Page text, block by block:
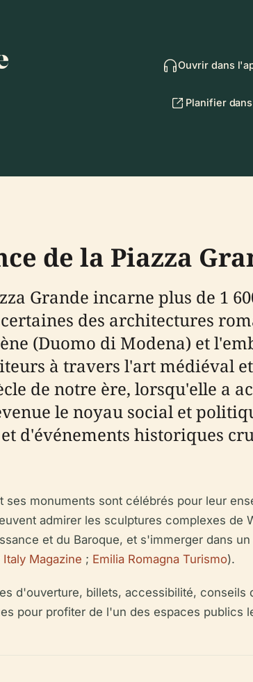
Ouvrir dans
Planifier
de la Piazza
Grande incarne plus de 1
des architectures
(Duomo di Modena) et
à travers l'art médiéval
de notre ère, lorsqu'elle a
le noyau social et
d'événements historiques
ses monuments sont célébrés pour leur
admirer les sculptures complexes de
et du Baroque, et s'immerger dans
Italy Magazine ; Emilia Romagna Turismo).
d'ouverture, billets, accessibilité, conseils
pour profiter de l'un des espaces publics